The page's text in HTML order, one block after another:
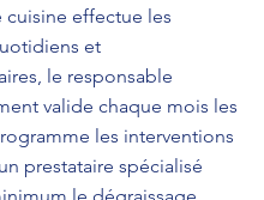
cuisine effectue les
et
le responsable
valide chaque mois les
les interventions
prestataire spécialisé